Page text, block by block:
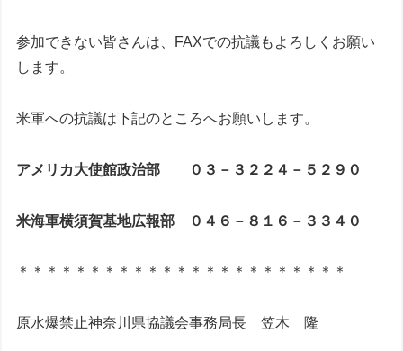
参加できない皆さんは、FAXでの抗議もよろしくお願い
します。
米軍への抗議は下記のところへお願いします。
アメリカ大使館政治部 ０３－３２２４－５２９０
米海軍横須賀基地広報部 ０４６－８１６－３３４０
＊＊＊＊＊＊＊＊＊＊＊＊＊＊＊＊＊＊＊＊＊＊＊
原水爆禁止神奈川県協議会事務局長 笠木 隆